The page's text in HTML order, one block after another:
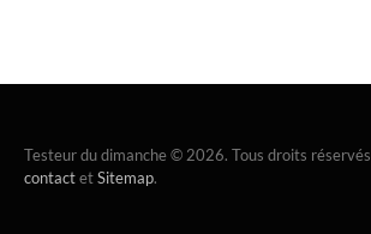
Testeur du dimanche © 2026. Tous droits réservés
contactetSitemap.